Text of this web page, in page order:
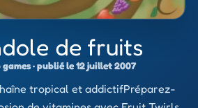
de fruits
· publié le 12 juillet 2007
tropical et addictifPréparez-